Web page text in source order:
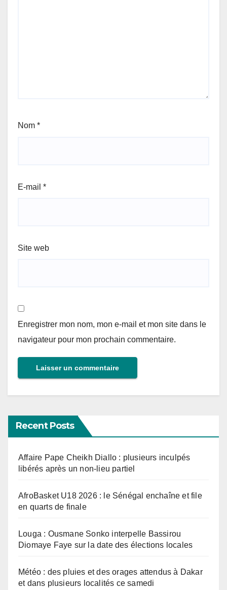
Nom *
E-mail *
Site web
Enregistrer mon nom, mon e-mail et mon site dans le
navigateur pour mon prochain commentaire.
Recent Posts
Affaire Pape Cheikh Diallo : plusieurs inculpés
libérés après un non-lieu partiel
AfroBasket U18 2026 : le Sénégal enchaîne et file
en quarts de finale
Louga : Ousmane Sonko interpelle Bassirou
Diomaye Faye sur la date des élections locales
Météo : des pluies et des orages attendus à Dakar
et dans plusieurs localités ce samedi